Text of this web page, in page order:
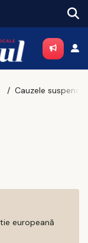
europeană